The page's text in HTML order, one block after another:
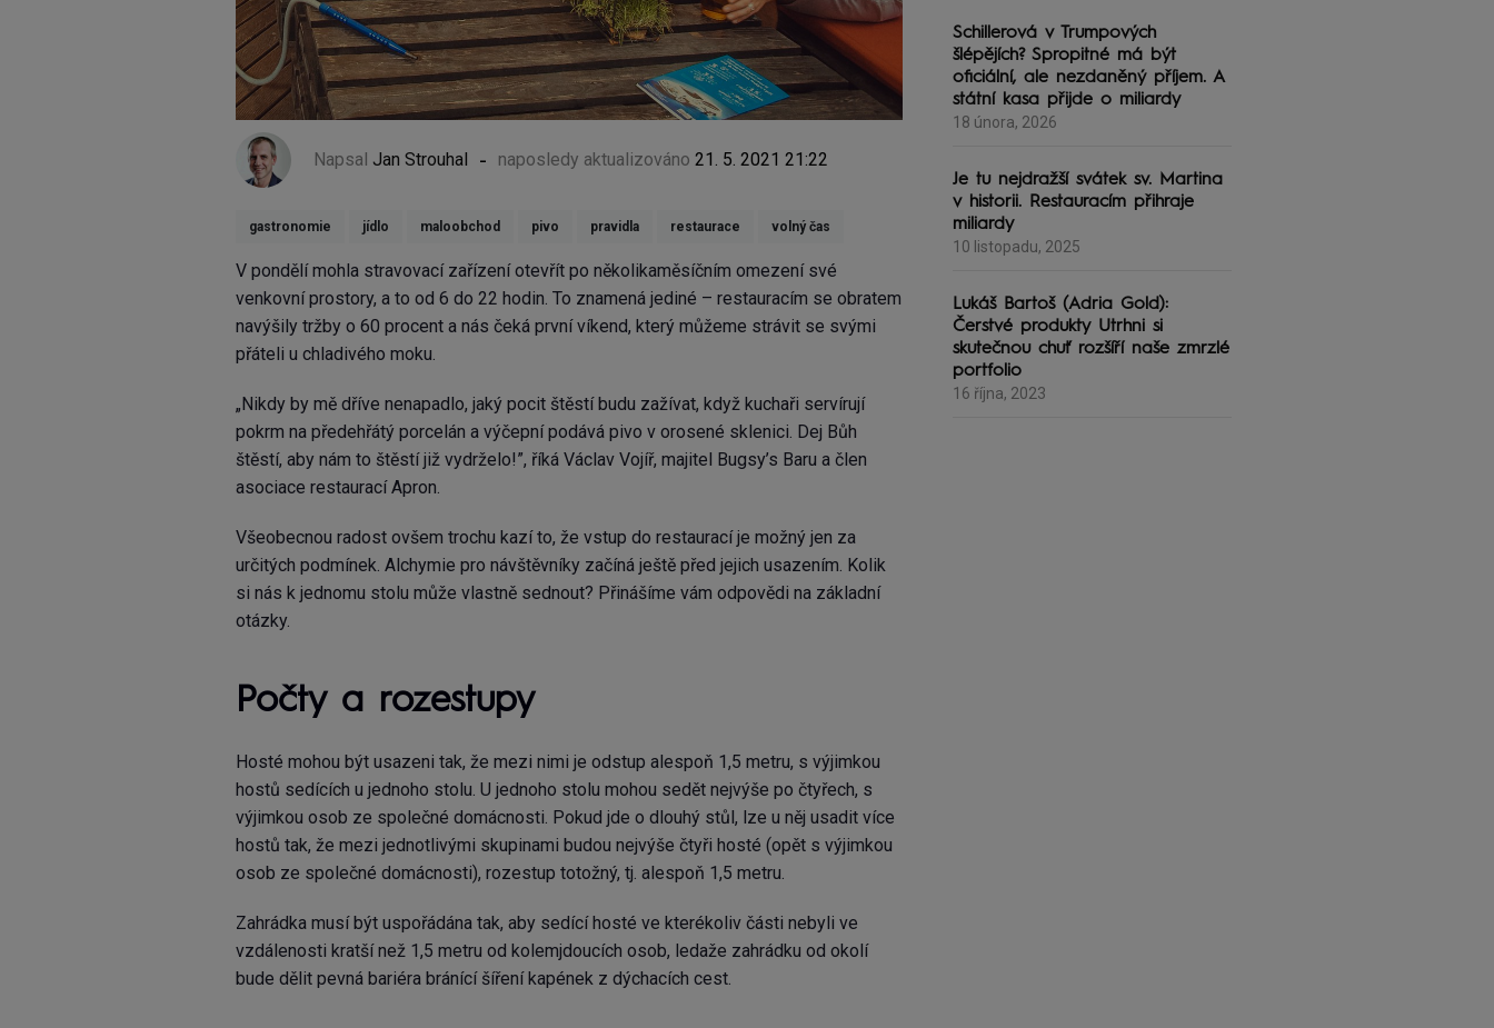
Napsal Jan Strouhal - naposledy aktualizováno 21. 5. 2021 21:22
gastronomie jídlo maloobchod pivo pravidla restaurace volný čas
V pondělí mohla stravovací zařízení otevřít po několikaměsíčním omezení své
venkovní prostory, a to od 6 do 22 hodin. To znamená jediné – restauracím se obratem
navýšily tržby o 60 procent a nás čeká první víkend, který můžeme strávit se svými
přáteli u chladivého moku.
„Nikdy by mě dříve nenapadlo, jaký pocit štěstí budu zažívat, když kuchaři servírují
pokrm na předehřátý porcelán a výčepní podává pivo v orosené sklenici. Dej Bůh
štěstí, aby nám to štěstí již vydrželo!”, říká Václav Vojíř, majitel Bugsy’s Baru a člen
asociace restaurací Apron.
Všeobecnou radost ovšem trochu kazí to, že vstup do restaurací je možný jen za
určitých podmínek. Alchymie pro návštěvníky začíná ještě před jejich usazením. Kolik
si nás k jednomu stolu může vlastně sednout? Přinášíme vám odpovědi na základní
otázky.
Počty a rozestupy
Hosté mohou být usazeni tak, že mezi nimi je odstup alespoň 1,5 metru, s výjimkou
hostů sedících u jednoho stolu. U jednoho stolu mohou sedět nejvýše po čtyřech, s
výjimkou osob ze společné domácnosti. Pokud jde o dlouhý stůl, lze u něj usadit více
hostů tak, že mezi jednotlivými skupinami budou nejvýše čtyři hosté (opět s výjimkou
osob ze společné domácnosti), rozestup totožný, tj. alespoň 1,5 metru.
Zahrádka musí být uspořádána tak, aby sedící hosté ve kterékoliv části nebyli ve
vzdálenosti kratší než 1,5 metru od kolemjdoucích osob, ledaže zahrádku od okolí
bude dělit pevná bariéra bránící šíření kapének z dýchacích cest.
Schillerová v Trumpových
šlépějích? Spropitné má být
oficiální, ale nezdaněný příjem. A
státní kasa přijde o miliardy
18 února, 2026
Je tu nejdražší svátek sv. Martina
v historii. Restauracím přihraje
miliardy
10 listopadu, 2025
Lukáš Bartoš (Adria Gold):
Čerstvé produkty Utrhni si
skutečnou chuť rozšíří naše zmrzlé
portfolio
16 října, 2023